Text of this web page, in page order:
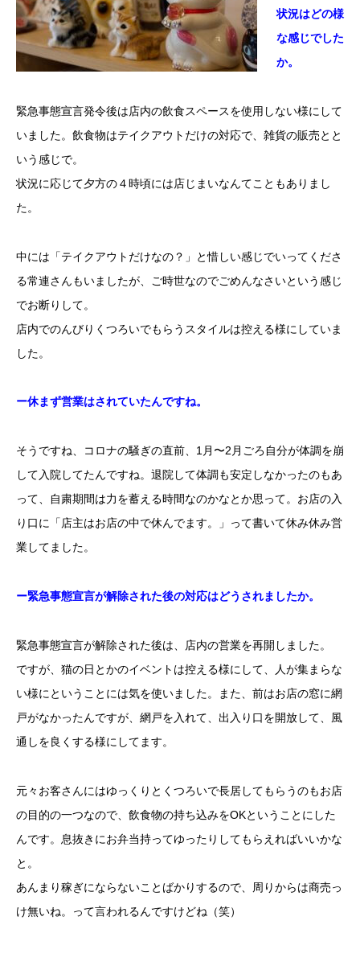
状況はどの様
な感じでした
か。
緊急事態宣言発令後は店内の飲食スペースを使用しない様にして
いました。飲食物はテイクアウトだけの対応で、雑貨の販売とと
いう感じで。
状況に応じて夕方の４時頃には店じまいなんてこともありまし
た。
中には「テイクアウトだけなの？」と惜しい感じでいってくださ
る常連さんもいましたが、ご時世なのでごめんなさいという感じ
でお断りして。
店内でのんびりくつろいでもらうスタイルは控える様にしていま
した。
ー休まず営業はされていたんですね。
そうですね、コロナの騒ぎの直前、1月〜2月ごろ自分が体調を崩
して入院してたんですね。退院して体調も安定しなかったのもあ
って、自粛期間は力を蓄える時間なのかなとか思って。お店の入
り口に「店主はお店の中で休んでます。」って書いて休み休み営
業してました。
ー緊急事態宣言が解除された後の対応はどうされましたか。
緊急事態宣言が解除された後は、店内の営業を再開しました。
ですが、猫の日とかのイベントは控える様にして、人が集まらな
い様にということには気を使いました。また、前はお店の窓に網
戸がなかったんですが、網戸を入れて、出入り口を開放して、風
通しを良くする様にしてます。
元々お客さんにはゆっくりとくつろいで長居してもらうのもお店
の目的の一つなので、飲食物の持ち込みをOKということにした
んです。息抜きにお弁当持ってゆったりしてもらえればいいかな
と。
あんまり稼ぎにならないことばかりするので、周りからは商売っ
け無いね。って言われるんですけどね（笑）